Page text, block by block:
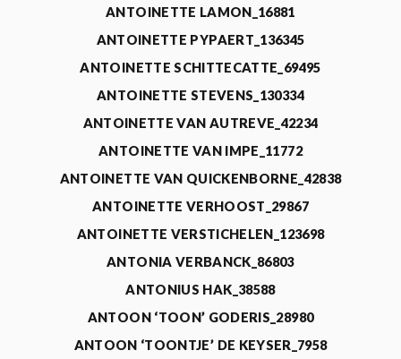
ANTOINETTE LAMON_16881
ANTOINETTE PYPAERT_136345
ANTOINETTE SCHITTECATTE_69495
ANTOINETTE STEVENS_130334
ANTOINETTE VAN AUTREVE_42234
ANTOINETTE VAN IMPE_11772
ANTOINETTE VAN QUICKENBORNE_42838
ANTOINETTE VERHOOST_29867
ANTOINETTE VERSTICHELEN_123698
ANTONIA VERBANCK_86803
ANTONIUS HAK_38588
ANTOON ‘TOON’ GODERIS_28980
ANTOON ‘TOONTJE’ DE KEYSER_7958